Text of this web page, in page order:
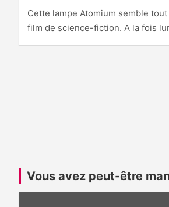
Cette lampe Atomium semble
film de science-fiction. A la fois
Vous avez peut-être